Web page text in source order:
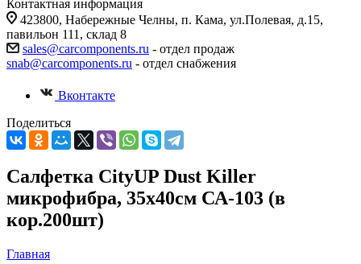
Контактная информация
423800, Набережные Челны, п. Кама, ул.Полевая, д.15,
павильон 111, склад 8
sales@carcomponents.ru - отдел продаж
snab@carcomponents.ru - отдел снабжения
Вконтакте
Поделиться
Салфетка CityUP Dust Killer
микрофибра, 35х40см СА-103 (в
кор.200шт)
Главная